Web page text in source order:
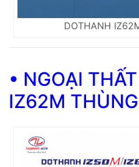
DOTHANH
• NGOẠI
IZ62M